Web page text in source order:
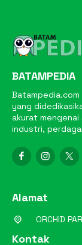
BATAMPEDIA
yang
akurat
industri,
Alamat
ORCHID
Kontak